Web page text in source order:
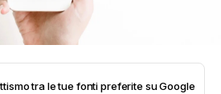
tra le tue fonti preferite su Google